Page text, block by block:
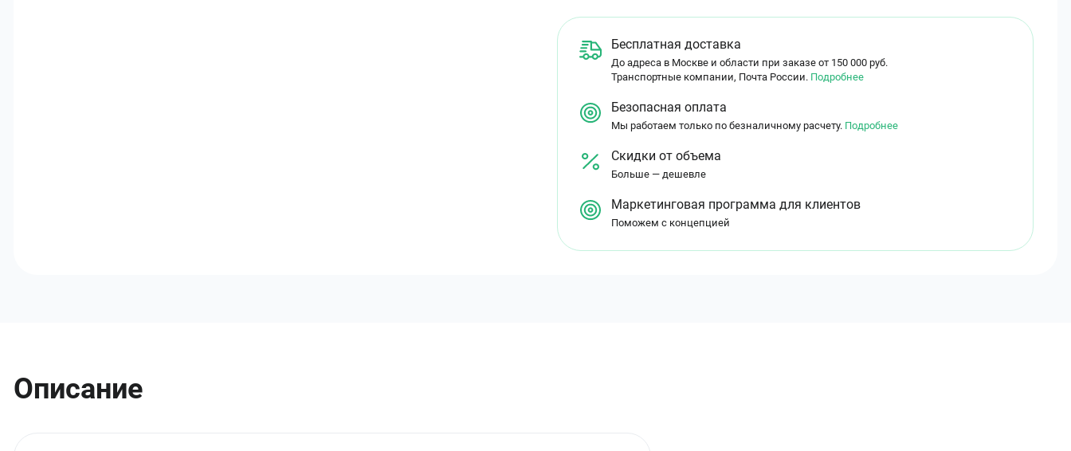
Бесплатная доставка
До адреса в Москве и области при заказе от 150 000 руб.
Транспортные компании, Почта России. Подробнее
Безопасная оплата
Мы работаем только по безналичному расчету. Подробнее
Скидки от объема
Больше — дешевле
Маркетинговая программа для клиентов
Поможем с концепцией
Описание